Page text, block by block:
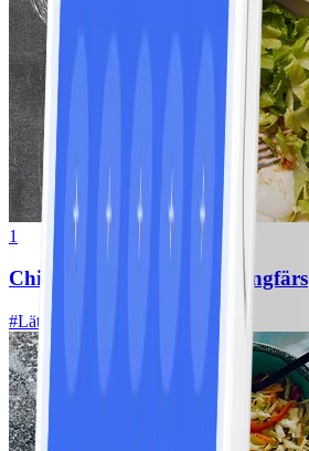
1
Chili con carne med kycklingfärs
#Lätt